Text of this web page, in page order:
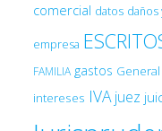
comercial datos
empresa
FAMILIA gastos General
intereses IVA juez